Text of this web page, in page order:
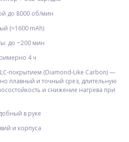
до 8000 об/мин
(≈1600 mAh)
до ~200 мин
4 ч
покрытием (Diamond-Like Carbon) —
плавный и точный срез, длительную
и снижение нагрева при
в руке
и корпуса